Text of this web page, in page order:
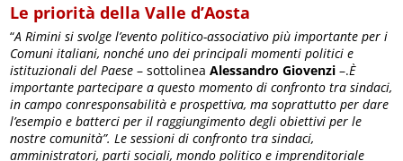
Le priorità della Valle d’Aosta
“A Rimini si svolge l’evento politico-associativo più importante per i
Comuni italiani, nonché uno dei principali momenti politici e
istituzionali del Paese – sottolineaAlessandro Giovenzi –.È
importante partecipare a questo momento di confronto tra sindaci,
in campo conresponsabilità e prospettiva, ma soprattutto per dare
l’esempio e batterci per il raggiungimento degli obiettivi per le
nostre comunità”. Le sessioni di confronto tra sindaci,
amministratori, parti sociali, mondo politico e imprenditoriale